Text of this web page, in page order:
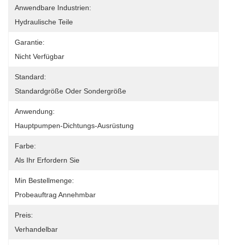
Anwendbare Industrien:
Hydraulische Teile
Garantie:
Nicht Verfügbar
Standard:
Standardgröße Oder Sondergröße
Anwendung:
Hauptpumpen-Dichtungs-Ausrüstung
Farbe:
Als Ihr Erfordern Sie
Min Bestellmenge:
Probeauftrag Annehmbar
Preis:
Verhandelbar